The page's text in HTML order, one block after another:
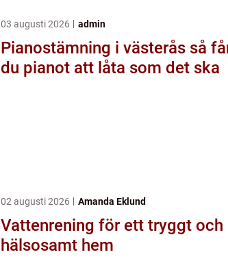
03 augusti 2026 admin
Pianostämning i västerås så får
du pianot att låta som det ska
02 augusti 2026 Amanda Eklund
Vattenrening för ett tryggt och
hälsosamt hem